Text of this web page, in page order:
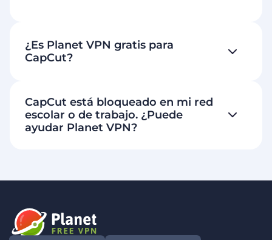
¿Es Planet VPN gratis para
CapCut?
CapCut está bloqueado en mi red
escolar o de trabajo. ¿Puede
ayudar Planet VPN?